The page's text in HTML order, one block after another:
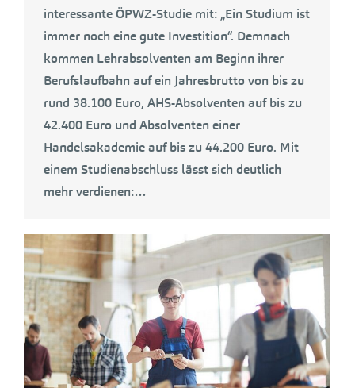
interessante ÖPWZ-Studie mit: „Ein Studium ist
immer noch eine gute Investition“. Demnach
kommen Lehrabsolventen am Beginn ihrer
Berufslaufbahn auf ein Jahresbrutto von bis zu
rund 38.100 Euro, AHS-Absolventen auf bis zu
42.400 Euro und Absolventen einer
Handelsakademie auf bis zu 44.200 Euro. Mit
einem Studienabschluss lässt sich deutlich
mehr verdienen:…